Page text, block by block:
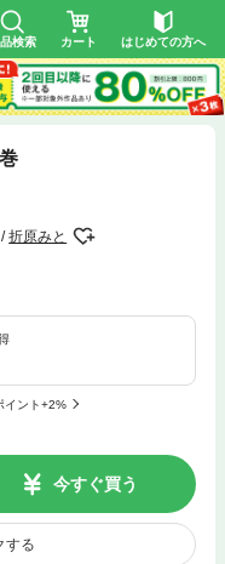
検索 カート はじめての方へ
折原みと
イント+2%
今すぐ買う
する